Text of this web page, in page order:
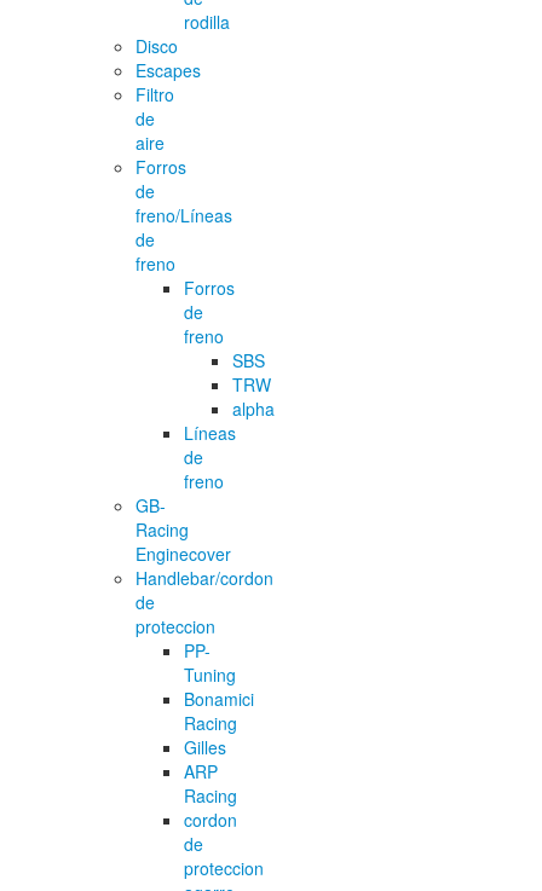
rodilla
Disco
Escapes
Filtro
de
aire
Forros
de
freno/Líneas
de
freno
Forros
de
freno
SBS
TRW
alpha
Líneas
de
freno
GB-
Racing
Enginecover
Handlebar/cordon
de
proteccion
PP-
Tuning
Bonamici
Racing
Gilles
ARP
Racing
cordon
de
proteccion